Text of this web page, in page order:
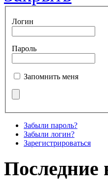
Логин
Пароль
Запомнить меня
Забыли пароль?
Забыли логин?
Зарегистрироваться
Последние